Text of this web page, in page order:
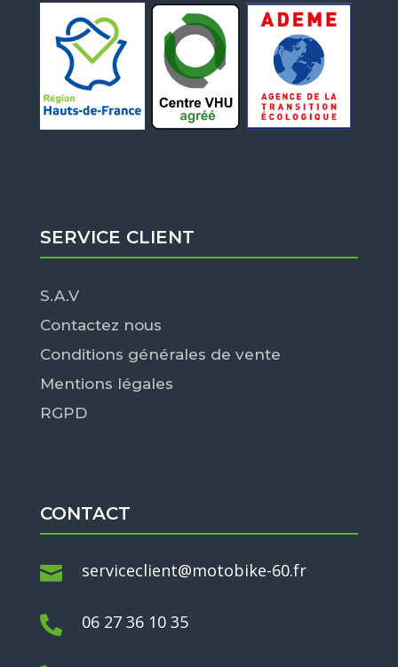
SERVICE CLIENT
S.A.V
Contactez nous
Conditions générales de vente
Mentions légales
RGPD
CONTACT
 serviceclient@motobike-60.fr
 06 27 36 10 35